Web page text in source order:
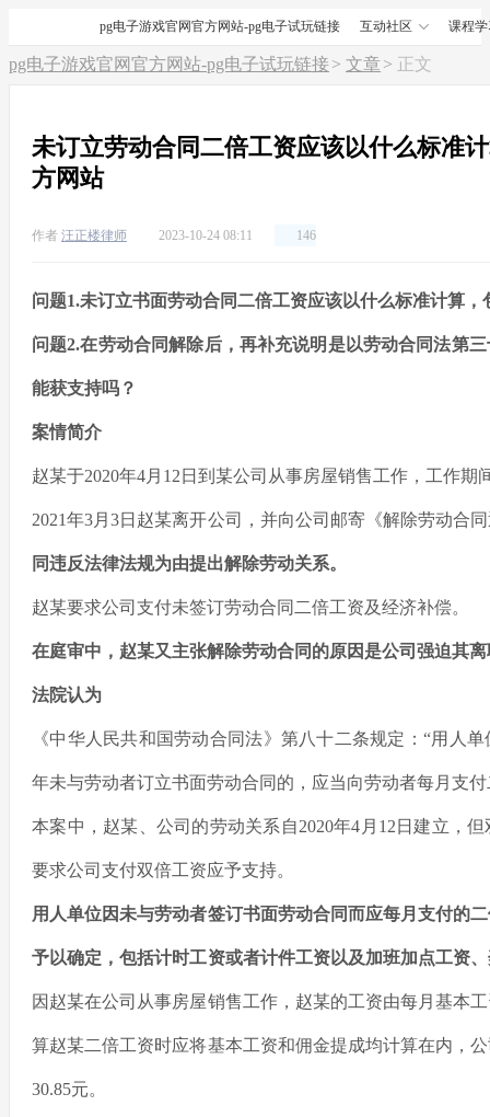
pg电子游戏官网官方网站-pg电子试玩链接 互动社区 课程
pg电子游戏官网官方网站-pg电子试玩链接 文章 正文
未订立劳动合同二倍工资应该以什么标准
方网站
作者 汪正楼律师 2023-10-24 08:11 146
问题1.未订立书面劳动合同二倍工资应该以什么标准计算，
问题2.在劳动合同解除后，再补充说明是以劳动合同法第
能获支持吗？
案情简介
赵某于2020年4月12日到某公司从事房屋销售工作，工作期
2021年3月3日赵某离开公司，并向公司邮寄《解除劳动合
同违反法律法规为由提出解除劳动关系。
赵某要求公司支付未签订劳动合同二倍工资及经济补偿。
在庭审中，赵某又主张解除劳动合同的原因是公司强迫其
法院认为
《中华人民共和国劳动合同法》第八十二条规定：“用人
年未与劳动者订立书面劳动合同的，应当向劳动者每月支
本案中，赵某、公司的劳动关系自2020年4月12日建立，
要求公司支付双倍工资应予支持。
用人单位因未与劳动者签订书面劳动合同而应每月支付的
予以确定 ，包括计时工资或者计件工资以及加班加点工资
因赵某在公司从事房屋销售工作，赵某的工资由每月基本
算赵某二倍工资时应将基本工资和佣金提成均计算在内，
30.85元。